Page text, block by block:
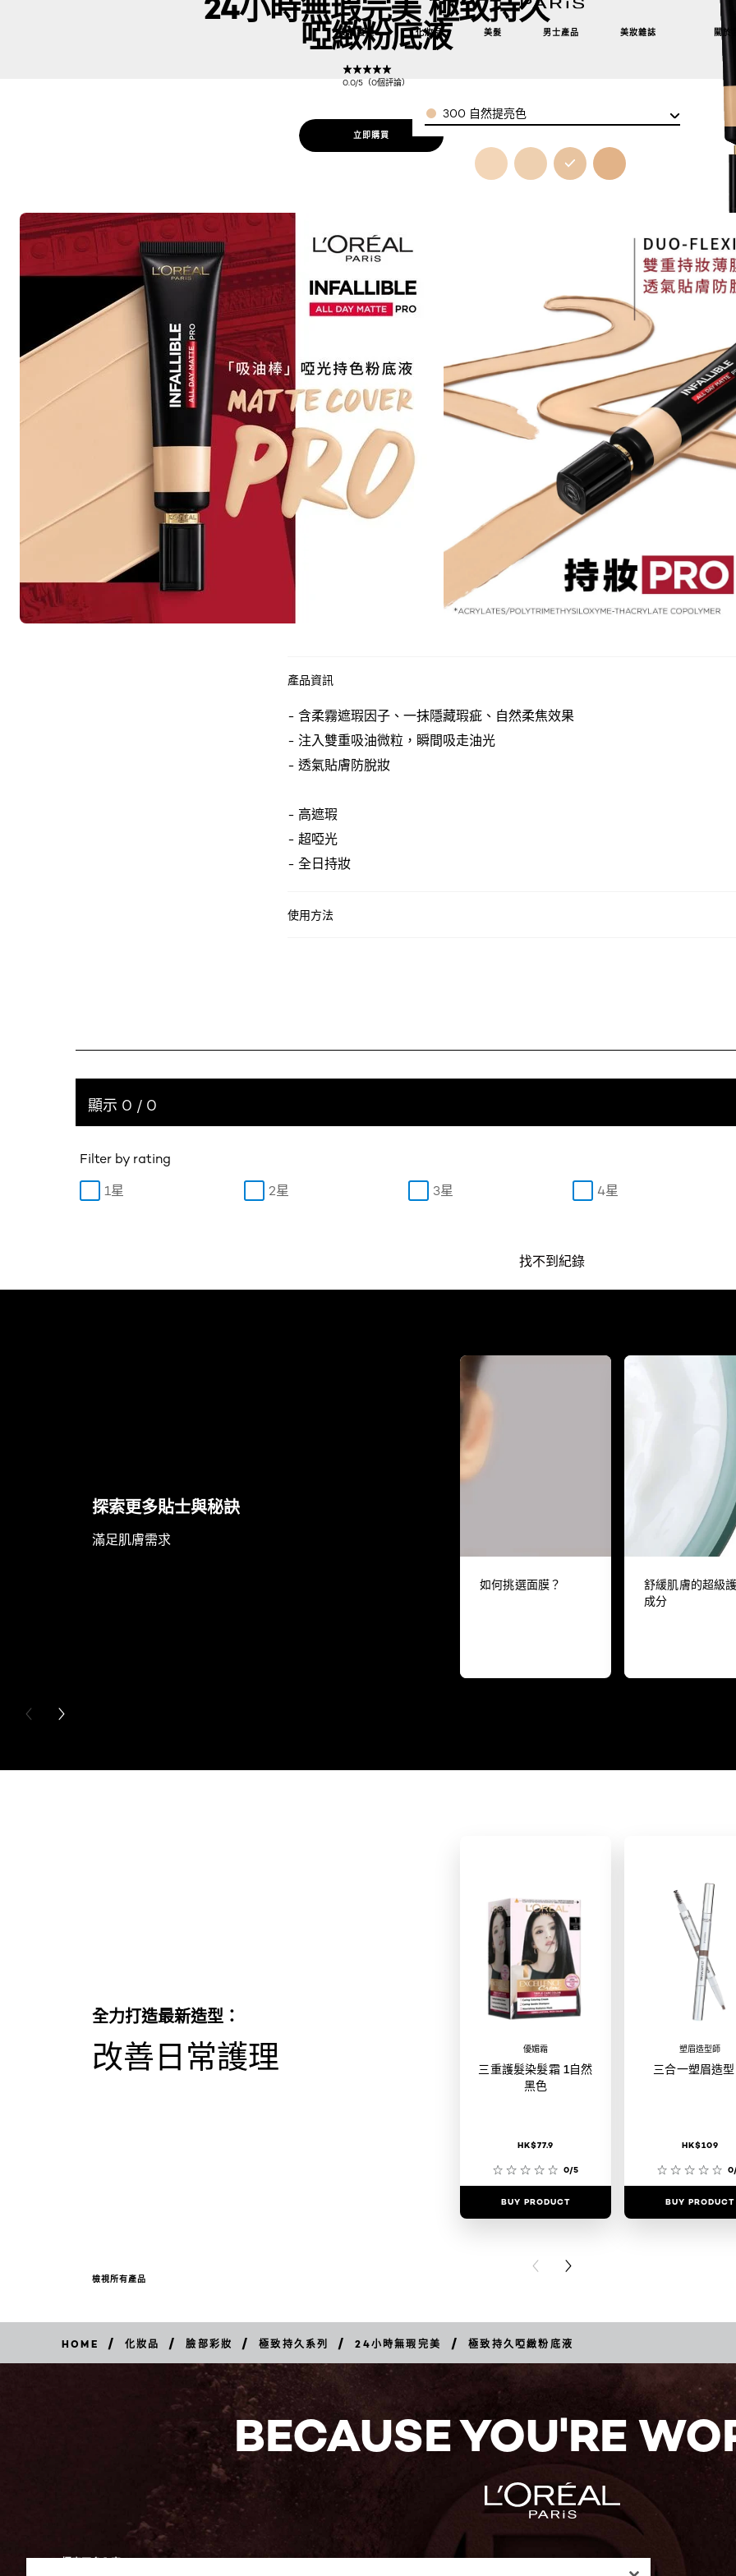
皮膚護理 化妝品 美髮 男士產品 美妝雜誌 關於
啞緻粉底液
0.0/5（0個評論）
立即購買
Color300 自然提亮色
產品資訊
- 含柔霧遮瑕因子、一抹隱藏瑕疵、自然柔焦效果​
- 注入雙重吸油微粒，瞬間吸走油光​
- 透氣貼膚防脫妝​
- 高遮瑕​
- 超啞光​
- 全日持妝
使用方法
顯示 0 / 0
Filter by rating
1星 2星 3星 4星
找不到紀錄
探索更多貼士與秘訣
滿足肌膚需求
如何挑選面膜？
舒緩肌膚的超級
成分
PREVIOUS CARD
NEXT CARD
改善日常護理
全力打造最新造型：
優媚霜
三重護髮染髮霜 1自然
黑色
HK$77.9
0/5
BUY PRODUCT
塑眉造型師
三合一塑眉造
HK$109
BUY PRODUCT
PREVIOUS CARD
NEXT CARD
檢視所有產品
HOME / 化妝品 / 臉部彩妝 / 極致持久系列 / 24小時無瑕完美 / 極致持久啞緻粉底液
BECAUSE YOU'RE